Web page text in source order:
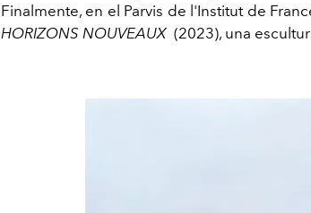
Finalmente, en el Parvis de l'Institut de
HORIZONS NOUVEAUX (2023), una